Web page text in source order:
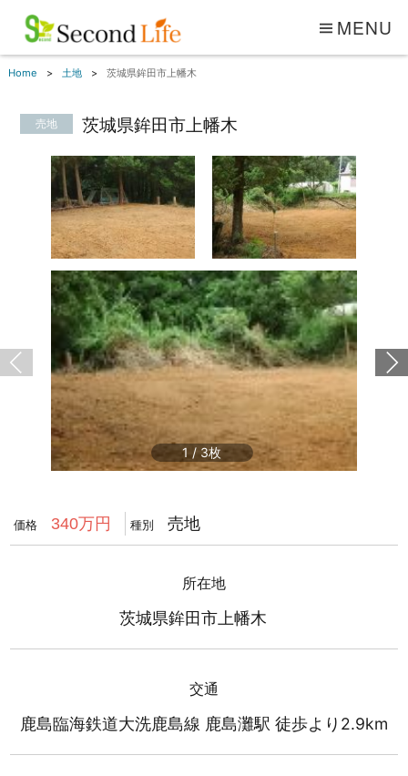
MENU
Home 土地 茨城県鉾田市上幡木
売地 茨城県鉾田市上幡木
1 / 3
価格 340万円 種別 売地
所在地
茨城県鉾田市上幡木
交通
鹿島臨海鉄道大洗鹿島線 鹿島灘駅 徒歩より2.9km